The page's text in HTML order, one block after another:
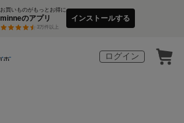
お買いものがもっとお得に
minneのアプリ
3万件以上
インストールする
ログイン